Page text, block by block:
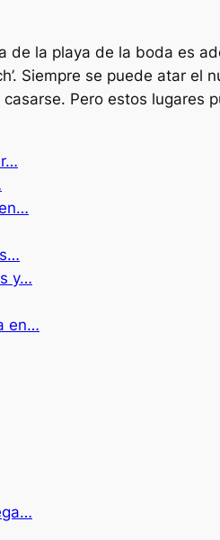
de la playa de la boda es
Siempre se puede atar el
Pero estos lugares
y…
en…